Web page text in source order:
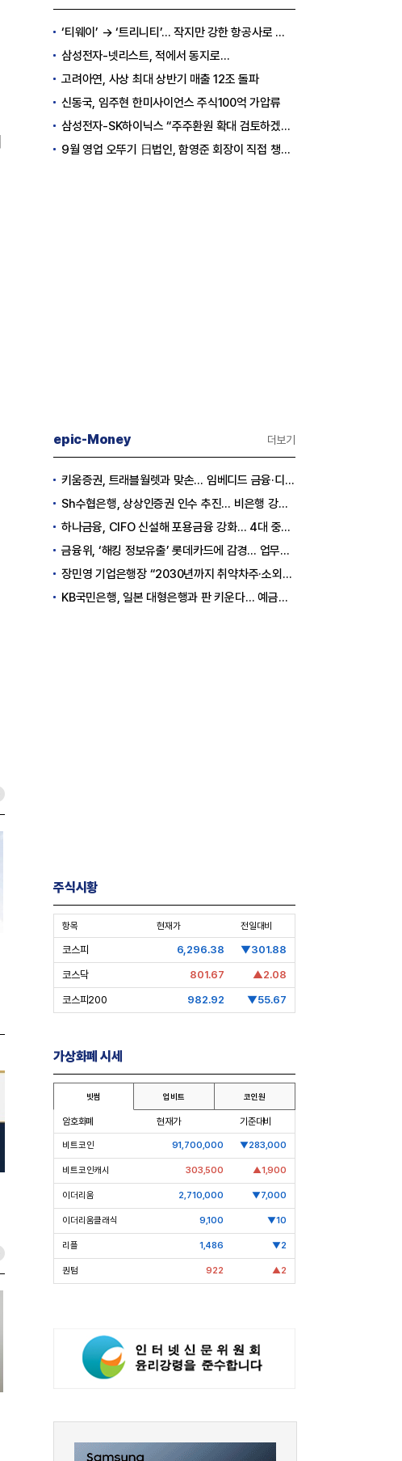
[오너가의 자녀들] 신유열, 대권 승계
실전무대에 서다
[CEO’s Speech] 삼성전자 노태문
대표의 차세대 갤럭시 전략
3상 실패 1주일만에 티슈진 2억 매
엔비디아 투자 받은 진짜 이유는
‘티웨이’ → ‘트리니티’… 작지만 강한 항공사로 승부
삼성전자-넷리스트, 적에서 동지로…
고려아연, 사상 최대 상반기 매출 12조 돌파
신동국, 임주현 한미사이언스 주식100억 가압류
삼성전자-SK하이닉스 “주주환원 확대 검토하겠다”
9월 영업 오뚜기 日법인, 함영준 회장이 직접 챙긴다
epic-Money 더보기
키움증권, 트래블월렛과 맞손… 임베디드 금융·디지털 자산 신사업 추진
Sh수협은행, 상상인증권 인수 추진… 비은행 강화 ‘금융그룹’ 도약 발판
하나금융, CIFO 신설해 포용금융 강화… 4대 중심축 중심 상반기 목표 60% 달성
금융위, ‘해킹 정보유출’ 롯데카드에 감경... 업무정지 1.5개월
장민영 기업은행장 “2030년까지 취약차주·소외계층에 30조원 지원”
KB국민은행, 일본 대형은행과 판 키운다… 예금토큰으로 국가 간 결제 성공
주식시황
항목 현재가 전일대비
코스피 6,296.38 ▼301.88
코스닥 801.67 ▲2.08
코스피200 982.92 ▼55.67
가상화폐 시세
빗썸 업비트 코인원
암호화폐 현재가 기준대비
비트코인 91,700,000 ▼283,000
비트코인캐시 303,500 ▲1,900
이더리움 2,710,000 ▼7,000
이더리움클래식 9,100 ▼10
리플 1,486 ▼2
퀀텀 922 ▲2